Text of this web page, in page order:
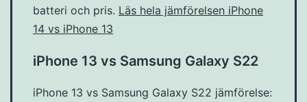
batteri och pris. Läs hela jämförelsen iPhone
14 vs iPhone 13
iPhone 13 vs Samsung Galaxy S22
iPhone 13 vs Samsung Galaxy S22 jämförelse: